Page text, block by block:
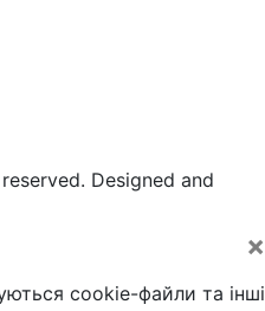
Designed and
×
cookie-файли та інші